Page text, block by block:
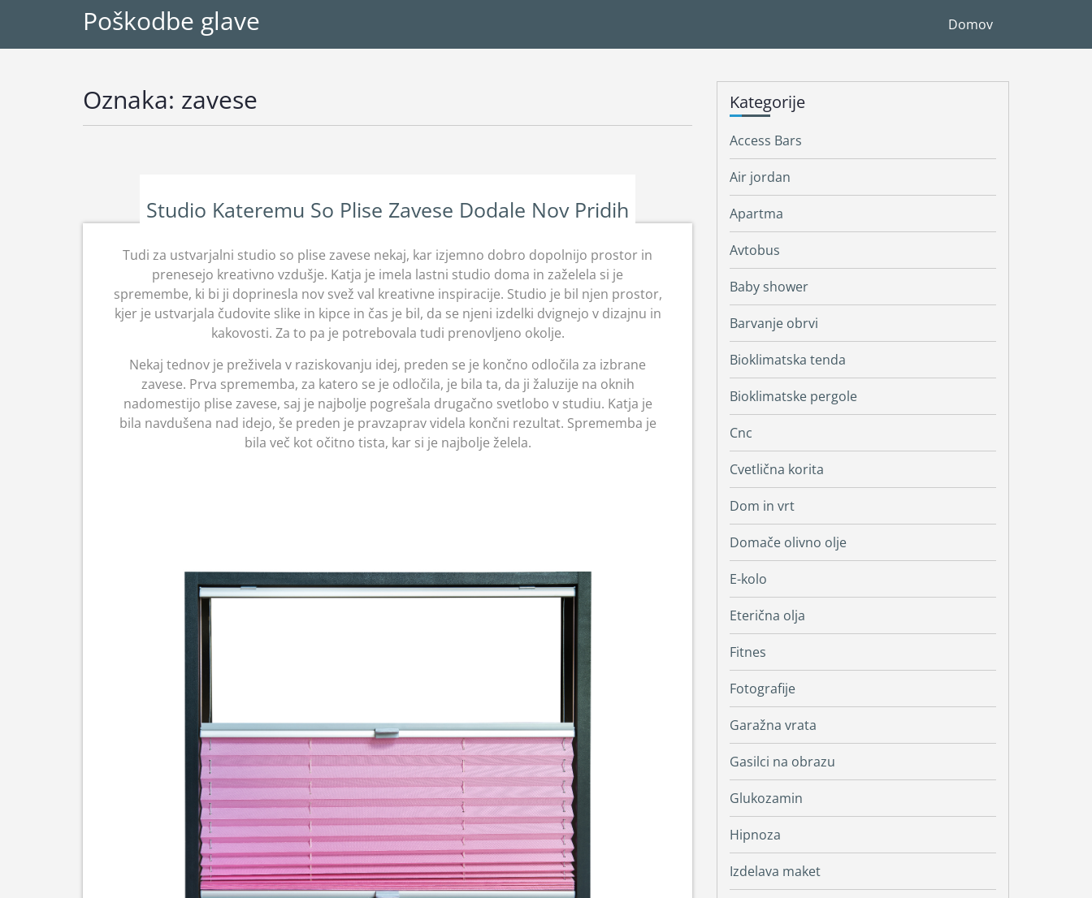
Poškodbe glave Domov
Oznaka: zavese
Studio Kateremu So Plise Zavese Dodale Nov Pridih
Tudi za ustvarjalni studio so plise zavese nekaj, kar izjemno dobro dopolnijo prostor in
prenesejo kreativno vzdušje. Katja je imela lastni studio doma in zaželela si je
spremembe, ki bi ji doprinesla nov svež val kreativne inspiracije. Studio je bil njen prostor,
kjer je ustvarjala čudovite slike in kipce in čas je bil, da se njeni izdelki dvignejo v dizajnu in
kakovosti. Za to pa je potrebovala tudi prenovljeno okolje.
Nekaj tednov je preživela v raziskovanju idej, preden se je končno odločila za izbrane
zavese. Prva sprememba, za katero se je odločila, je bila ta, da ji žaluzije na oknih
nadomestijo plise zavese, saj je najbolje pogrešala drugačno svetlobo v studiu. Katja je
bila navdušena nad idejo, še preden je pravzaprav videla končni rezultat. Sprememba je
bila več kot očitno tista, kar si je najbolje želela.
Kategorije
Access Bars
Air jordan
Apartma
Avtobus
Baby shower
Barvanje obrvi
Bioklimatska tenda
Bioklimatske pergole
Cnc
Cvetlična korita
Dom in vrt
Domače olivno olje
E-kolo
Eterična olja
Fitnes
Fotografije
Garažna vrata
Gasilci na obrazu
Glukozamin
Hipnoza
Izdelava maket